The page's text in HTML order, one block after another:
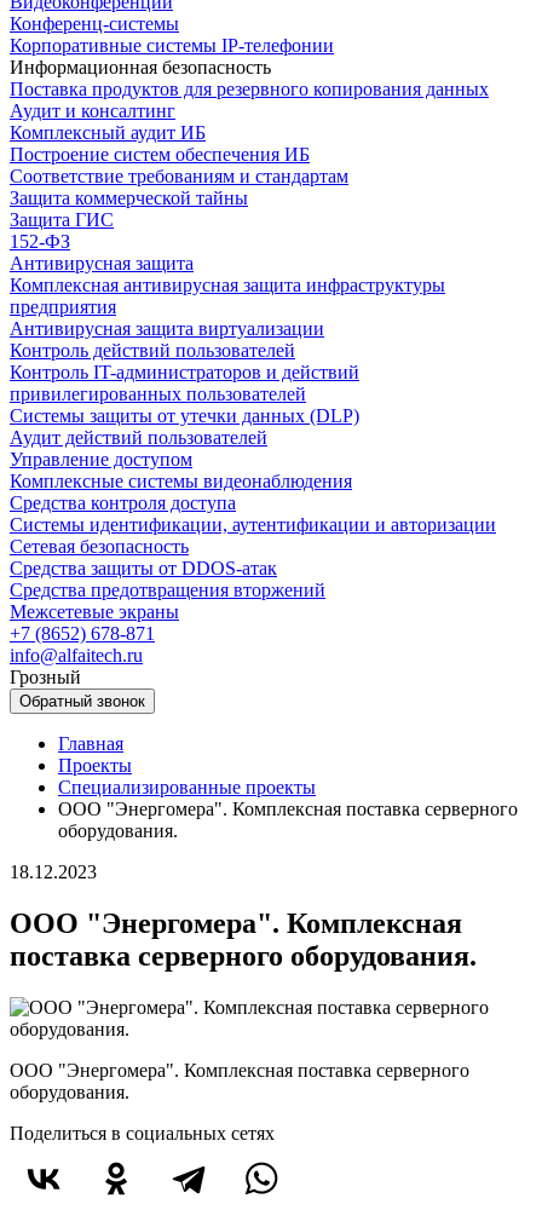
Конференц-системы
Корпоративные системы IP-телефонии
Информационная безопасность
Поставка продуктов для резервного копирования данных
Аудит и консалтинг
Комплексный аудит ИБ
Построение систем обеспечения ИБ
Соответствие требованиям и стандартам
Защита коммерческой тайны
Защита ГИС
152-ФЗ
Антивирусная защита
Комплексная антивирусная защита инфраструктуры
предприятия
Антивирусная защита виртуализации
Контроль действий пользователей
Контроль IT-администраторов и действий
привилегированных пользователей
Системы защиты от утечки данных (DLP)
Аудит действий пользователей
Управление доступом
Комплексные системы видеонаблюдения
Средства контроля доступа
Системы идентификации, аутентификации и авторизации
Сетевая безопасность
Средства защиты от DDOS-атак
Средства предотвращения вторжений
Межсетевые экраны
+7 (8652) 678-871
info@alfaitech.ru
Грозный
Обратный звонок
Главная
Проекты
Специализированные проекты
ООО "Энергомера". Комплексная поставка серверного
оборудования.
18.12.2023
ООО "Энергомера". Комплексная
поставка серверного оборудования.
ООО "Энергомера". Комплексная поставка серверного
оборудования.
Поделиться в социальных сетях